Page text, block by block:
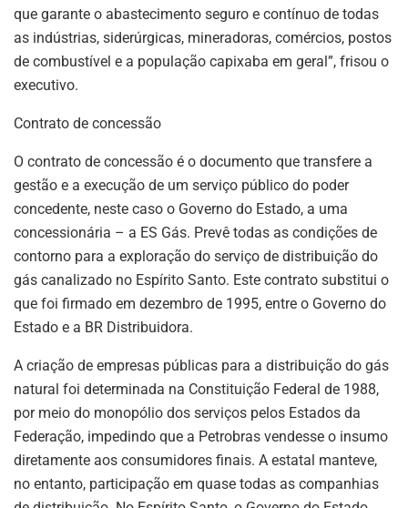
que garante o abastecimento seguro e contínuo de todas
as indústrias, siderúrgicas, mineradoras, comércios, postos
de combustível e a população capixaba em geral”, frisou o
executivo.
Contrato de concessão
O contrato de concessão é o documento que transfere a
gestão e a execução de um serviço público do poder
concedente, neste caso o Governo do Estado, a uma
concessionária – a ES Gás. Prevê todas as condições de
contorno para a exploração do serviço de distribuição do
gás canalizado no Espírito Santo. Este contrato substitui o
que foi firmado em dezembro de 1995, entre o Governo do
Estado e a BR Distribuidora.
A criação de empresas públicas para a distribuição do gás
natural foi determinada na Constituição Federal de 1988,
por meio do monopólio dos serviços pelos Estados da
Federação, impedindo que a Petrobras vendesse o insumo
diretamente aos consumidores finais. A estatal manteve,
no entanto, participação em quase todas as companhias